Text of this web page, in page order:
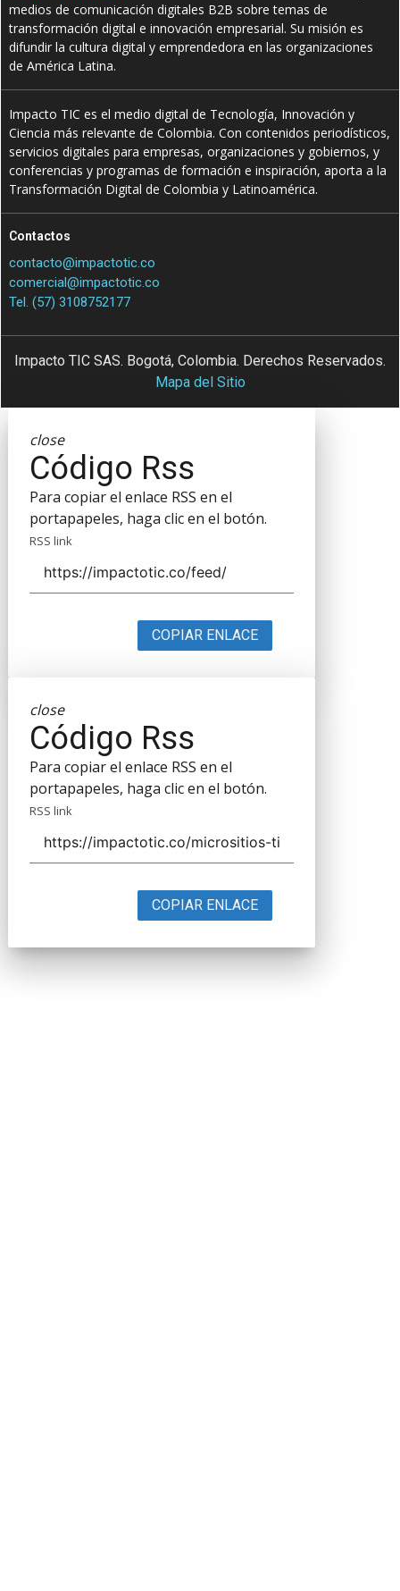
medios de comunicación digitales B2B sobre temas de
transformación digital e innovación empresarial. Su misión es
difundir la cultura digital y emprendedora en las organizaciones
de América Latina.
Impacto TIC es el medio digital de Tecnología, Innovación y
Ciencia más relevante de Colombia. Con contenidos periodísticos,
servicios digitales para empresas, organizaciones y gobiernos, y
conferencias y programas de formación e inspiración, aporta a la
Transformación Digital de Colombia y Latinoamérica.
Contactos
contacto@impactotic.co
comercial@impactotic.co
Tel. (57) 3108752177
Impacto TIC SAS. Bogotá, Colombia. Derechos Reservados.
Mapa del Sitio
close
Código Rss
Para copiar el enlace RSS en el
portapapeles, haga clic en el botón.
RSS link
COPIAR ENLACE
close
Código Rss
Para copiar el enlace RSS en el
portapapeles, haga clic en el botón.
RSS link
COPIAR ENLACE